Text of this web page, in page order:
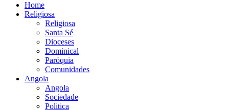
Home
Religiosa
Religiosa
Santa Sé
Dioceses
Dominical
Paróquia
Comunidades
Angola
Angola
Sociedade
Politica